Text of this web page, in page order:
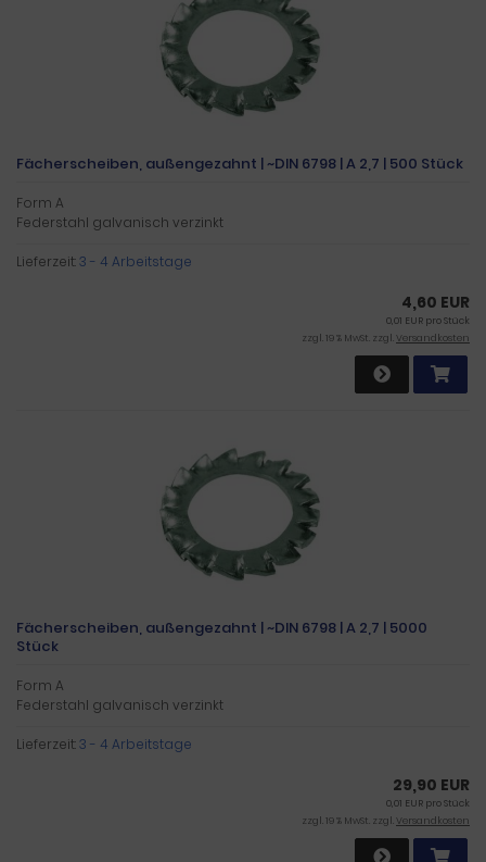
Fächerscheiben, außengezahnt | ~DIN 6798 | A 2,7 | 500 Stück
Form A
Federstahl galvanisch verzinkt
Lieferzeit:3 - 4 Arbeitstage
4,60 EUR
0,01 EUR pro Stück
zzgl. 19 % MwSt. zzgl.Versandkosten
Fächerscheiben, außengezahnt | ~DIN 6798 | A 2,7 | 5000
Stück
Form A
Federstahl galvanisch verzinkt
Lieferzeit:3 - 4 Arbeitstage
29,90 EUR
0,01 EUR pro Stück
zzgl. 19 % MwSt. zzgl.Versandkosten